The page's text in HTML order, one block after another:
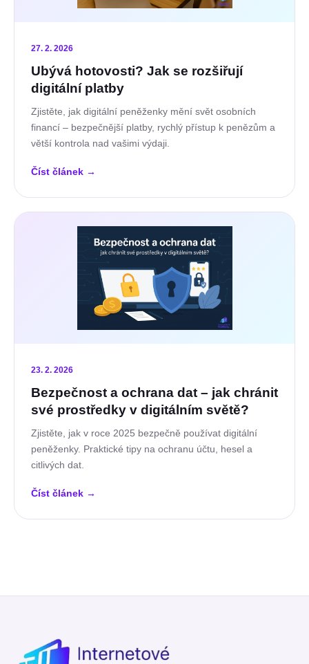
27. 2. 2026
Ubývá hotovosti? Jak se rozšiřují
digitální platby
Zjistěte, jak digitální peněženky mění svět osobních
financí – bezpečnější platby, rychlý přístup k penězům a
větší kontrola nad vašimi výdaji.
Číst článek →
23. 2. 2026
Bezpečnost a ochrana dat – jak chránit
své prostředky v digitálním světě?
Zjistěte, jak v roce 2025 bezpečně používat digitální
peněženky. Praktické tipy na ochranu účtu, hesel a
citlivých dat.
Číst článek →